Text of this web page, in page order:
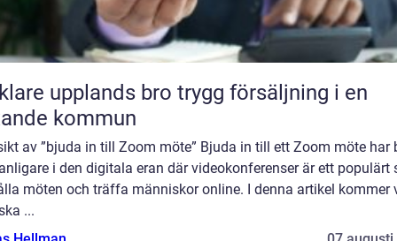
upplands bro trygg försäljning i en
kommun
av ”bjuda in till Zoom möte” Bjuda in till ett Zoom möte har
i den digitala eran där videokonferenser är ett populärt
möten och träffa människor online. I denna artikel kommer
...